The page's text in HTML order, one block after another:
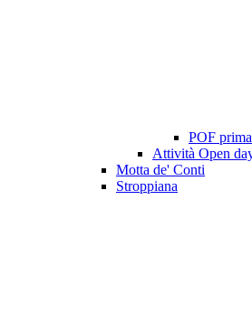
POF
Attività Open
Motta de' Conti
Stroppiana